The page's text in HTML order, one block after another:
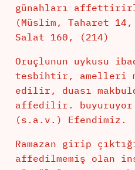
günahları
(Müslim, Taharet
Salat 160, (214)
Oruçlunun uykusu
tesbihtir, amelleri
edilir, duası
affedilir. buyuruyor
(s.a.v.) Efendimiz.
Ramazan girip
affedilmemiş olan